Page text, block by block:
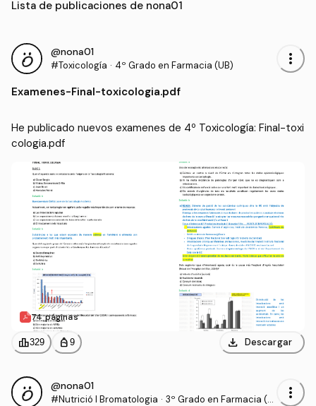
Lista de publicaciones de nona01
@nona01
#Toxicología · 4º Grado en Farmacia (UB) more_vert
Examenes-Final-toxicologia.pdf
He publicado nuevos examenes de 4º Toxicología: Final-toxi
cologia.pdf
74 páginas
leaderboard329 personal_bag 9 download Descargar
@nona01
#Nutrició I Bromatologia · 3º Grado en Farmacia (U
more_vert